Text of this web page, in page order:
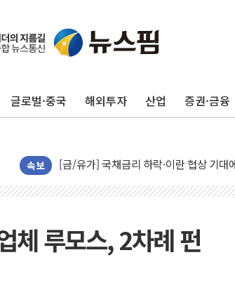
글로벌·중국 해외투자 산업 증권·금융
속보
"곤드레도 AI로 판다"…성신여대, 영월
공개 사의 정성호에 "잘 버티라" 만류
[장욱희의 중장년 취업에세이] 여성 근
[오늘날씨] 한낮 39도 폭염 계속…전북·
"서울 외곽 국민평형 월세 200↑"...치솟
롯데하이마트, 8월에도 LG가전 최대 700
체 루모스, 2차례 펀